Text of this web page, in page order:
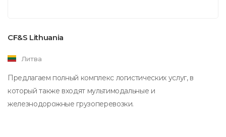
CF&S Lithuania
Литва
Предлагаем полный комплекс логистических услуг, в
который также входят мультимодальные и
железнодорожные грузоперевозки.